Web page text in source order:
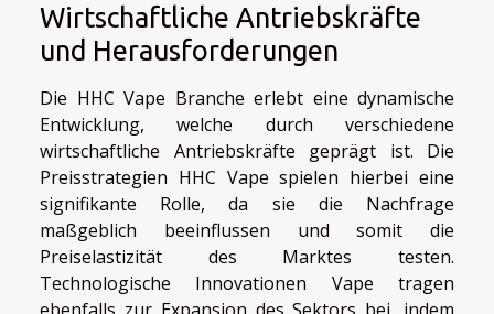
Wirtschaftliche Antriebskräfte
und Herausforderungen
Die HHC Vape Branche erlebt eine dynamische
Entwicklung, welche durch verschiedene
wirtschaftliche Antriebskräfte geprägt ist. Die
Preisstrategien HHC Vape spielen hierbei eine
signifikante Rolle, da sie die Nachfrage
maßgeblich beeinflussen und somit die
Preiselastizität des Marktes testen.
Technologische Innovationen Vape tragen